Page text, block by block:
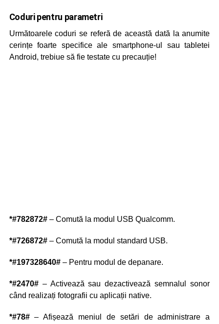
Coduri pentru parametri
Următoarele coduri se referă de această dată la anumite
cerințe foarte specifice ale smartphone-ul sau tabletei
Android, trebiue să fie testate cu precauție!
*#782872#– Comută la modul USB Qualcomm.
*#726872#– Comută la modul standard USB.
*#197328640#– Pentru modul de depanare.
*#2470#– Activează sau dezactivează semnalul sonor
când realizați fotografii cu aplicații native.
*#78#– Afișează meniul de setări de administrare a